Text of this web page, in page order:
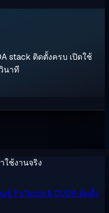
stack ติดตั้งครบ เปิดใช้
นาที
ช้งานจริง
ฐ์ PyTorch & CUDA ติดตั้ง